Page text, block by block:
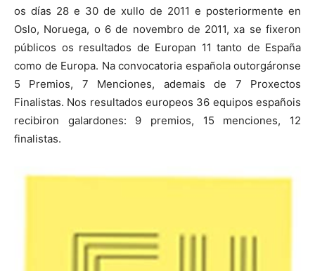
os días 28 e 30 de xullo de 2011 e posteriormente en
Oslo, Noruega, o 6 de novembro de 2011, xa se fixeron
públicos os resultados de Europan 11 tanto de España
como de Europa. Na convocatoria española outorgáronse
5 Premios, 7 Menciones, ademais de 7 Proxectos
Finalistas. Nos resultados europeos 36 equipos españois
recibiron galardones: 9 premios, 15 menciones, 12
finalistas.